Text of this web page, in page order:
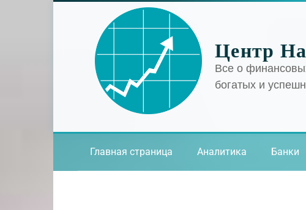
Центр
Все о
богатых и
Главная страница Аналитика Банки